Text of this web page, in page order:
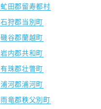
虻田郡留寿都村
石狩郡当別町
磯谷郡蘭越町
岩内郡共和町
有珠郡壮瞥町
浦河郡浦河町
雨竜郡秩父別町